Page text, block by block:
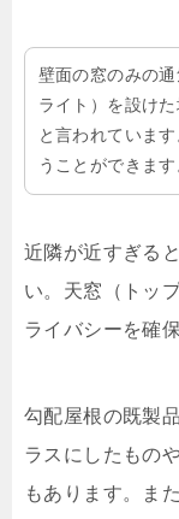
壁面の窓のみの
ライト）を設け
と言われていま
うことができます
近隣が近すぎる
い。天窓（トッ
ライバシーを確
勾配屋根の既製
ラスにしたもの
もあります。ま